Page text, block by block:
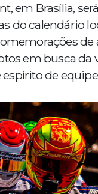
em Brasília,
do calendário
em busca
espírito de